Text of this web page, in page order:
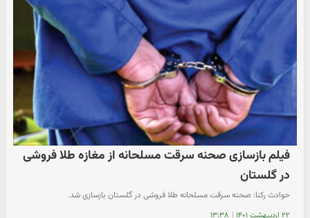
فیلم بازسازی صحنه سرقت مسلحانه از مغازه طلا فروشی
در گلستان
حوادث رکنا: صحنه سرقت مسلحانه طلا فروشی در گلستان بازسازی شد.
۲۲ اردیبهشت ۱۴۰۱ | ۱۳:۳۸